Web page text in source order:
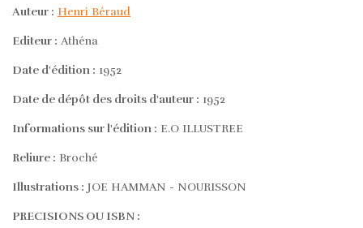
Auteur : Henri Béraud
Editeur : Athéna
Date d'édition : 1952
Date de dépôt des droits d'auteur : 1952
Informations sur l'édition : E.O ILLUSTREE
Reliure : Broché
Illustrations : JOE HAMMAN - NOURISSON
PRECISIONS OU ISBN :